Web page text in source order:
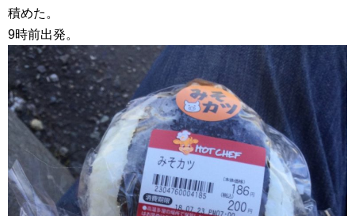
積めた。
9時前出発。